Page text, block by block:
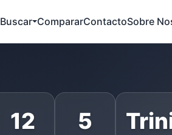
Buscar CompararContactoSobre
12 5